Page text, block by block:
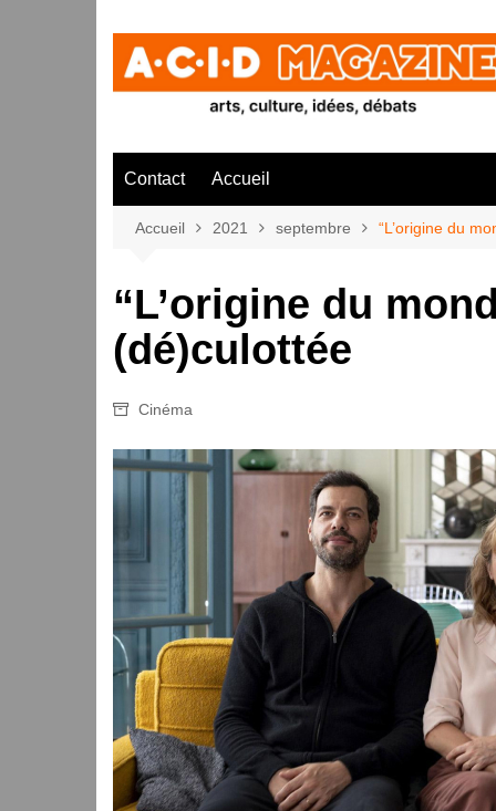
Contact Accueil
Accueil 2021 septembre “L’origine du
“L’origine du
(dé)culottée
Cinéma